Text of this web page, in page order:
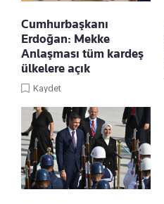
Cumhurbaşkanı
Erdoğan: Mekke
Anlaşması tüm kardeş
ülkelere açık
Kaydet